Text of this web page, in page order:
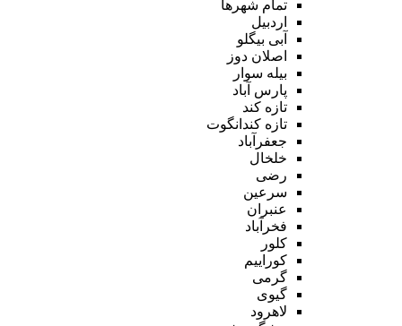
تمام شهر‌ها
اردبیل
آبی بیگلو
اصلان دوز
بیله سوار
پارس آباد
تازه کند
تازه کندانگوت
جعفرآباد
خلخال
رضی
سرعین
عنبران
فخرآباد
کلور
کوراییم
گرمی
گیوی
لاهرود